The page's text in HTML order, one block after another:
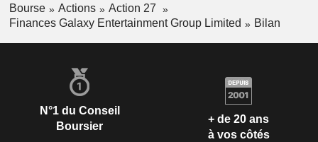
Bourse Actions
Action 27
Finances Galaxy Entertainment Group Limited
Bilan
N°1 du Conseil
Boursier
+ de 20 ans
à vos côtés